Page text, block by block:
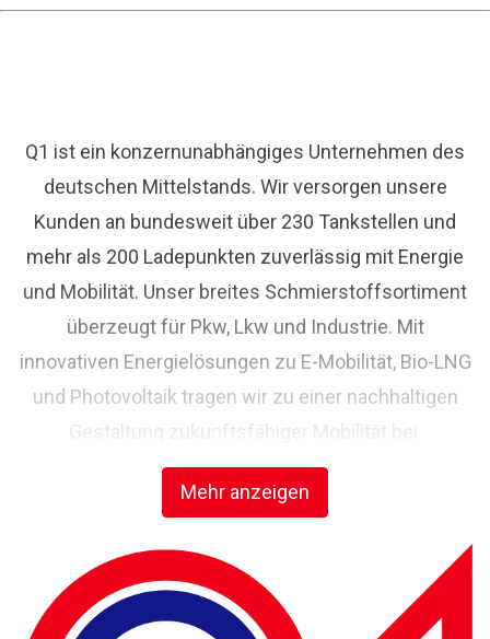
Q1 ist ein konzernunabhängiges Unternehmen des
deutschen Mittelstands. Wir versorgen unsere
Kunden an bundesweit über 230 Tankstellen und
mehr als 200 Ladepunkten zuverlässig mit Energie
und Mobilität. Unser breites Schmierstoffsortiment
überzeugt für Pkw, Lkw und Industrie. Mit
innovativen Energielösungen zu E-Mobilität, Bio-LNG
und Photovoltaik tragen wir zu einer nachhaltigen
Gestaltung zukunftsfähiger Mobilität bei.
Erstklassiger Service und ein motiviertes Team
füllen das Markenversprechen ‚Qualität zuerst‘ mit
Mehr anzeigen